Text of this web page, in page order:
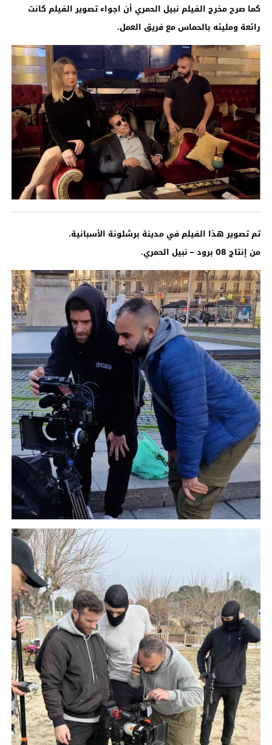
كما صرح مخرج الفيلم نبيل الحمري أن اجواء تصوير الفيلم كانت
رائعة ومليئه بالحماس مع فريق العمل.
تم تصوير هذا الفيلم في مدينة برشلونة الأسبانية.
من إنتاج 08 برود – نبيل الحمري.